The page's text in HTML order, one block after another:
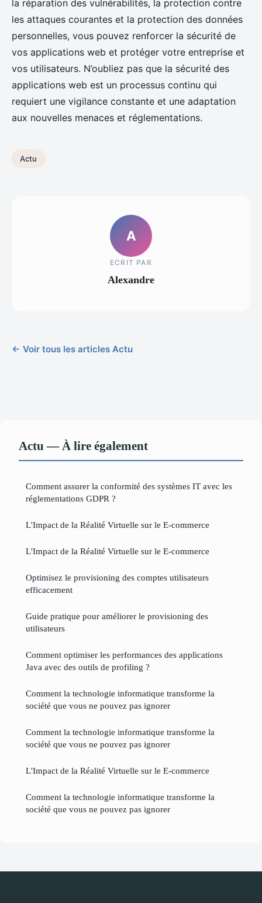
la réparation des vulnérabilités, la protection contre
les attaques courantes et la protection des données
personnelles, vous pouvez renforcer la sécurité de
vos applications web et protéger votre entreprise et
vos utilisateurs. N’oubliez pas que la sécurité des
applications web est un processus continu qui
requiert une vigilance constante et une adaptation
aux nouvelles menaces et réglementations.
Actu
A
ECRIT PAR
Alexandre
← Voir tous les articles Actu
Actu — À lire également
Comment assurer la conformité des systèmes IT avec les
réglementations GDPR ?
L'Impact de la Réalité Virtuelle sur le E-commerce
L'Impact de la Réalité Virtuelle sur le E-commerce
Optimisez le provisioning des comptes utilisateurs
efficacement
Guide pratique pour améliorer le provisioning des
utilisateurs
Comment optimiser les performances des applications
Java avec des outils de profiling ?
Comment la technologie informatique transforme la
société que vous ne pouvez pas ignorer
Comment la technologie informatique transforme la
société que vous ne pouvez pas ignorer
L'Impact de la Réalité Virtuelle sur le E-commerce
Comment la technologie informatique transforme la
société que vous ne pouvez pas ignorer